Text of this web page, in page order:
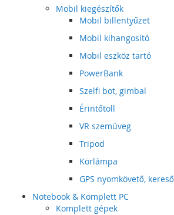
Mobil kiegészítők
Mobil billentyűzet
Mobil kihangosító
Mobil eszköz tartó
PowerBank
Szelfi bot, gimbal
Érintőtoll
VR szemüveg
Tripod
Körlámpa
GPS nyomkövető, kereső
Notebook & Komplett PC
Komplett gépek